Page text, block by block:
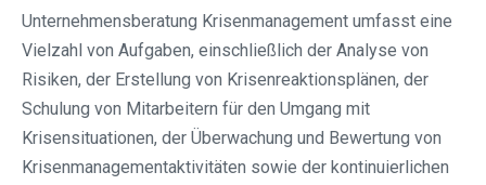
Unternehmensberatung Krisenmanagement umfasst eine
Vielzahl von Aufgaben, einschließlich der Analyse von
Risiken, der Erstellung von Krisenreaktionsplänen, der
Schulung von Mitarbeitern für den Umgang mit
Krisensituationen, der Überwachung und Bewertung von
Krisenmanagementaktivitäten sowie der kontinuierlichen